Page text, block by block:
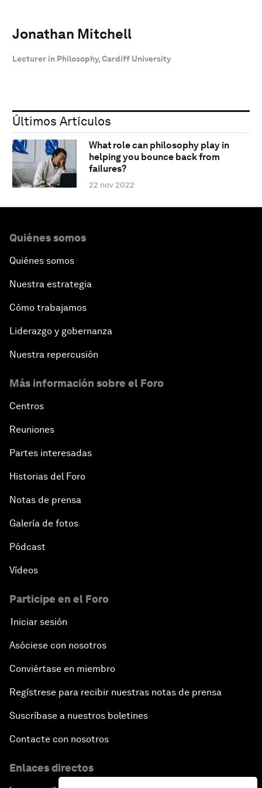
Jonathan Mitchell
Lecturer in Philosophy, Cardiff University
Últimos Artículos
What role can philosophy play in
helping you bounce back from
failures?
22 nov 2022
Quiénes somos
Quiénes somos
Nuestra estrategia
Cómo trabajamos
Liderazgo y gobernanza
Nuestra repercusión
Más información sobre el Foro
Centros
Reuniones
Partes interesadas
Historias del Foro
Notas de prensa
Galería de fotos
Pódcast
Vídeos
Participe en el Foro
Iniciar sesión
Asóciese con nosotros
Conviértase en miembro
Regístrese para recibir nuestras notas de prensa
Suscríbase a nuestros boletines
Contacte con nosotros
Enlaces directos